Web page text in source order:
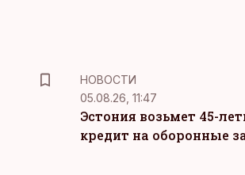
НОВОСТИ
05.08.26, 11:47
Эстония возьмет 45-
кредит на оборонные